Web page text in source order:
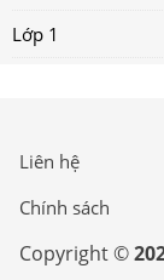
Lớp 1
Liên hệ
Chính sách
Copyright ©